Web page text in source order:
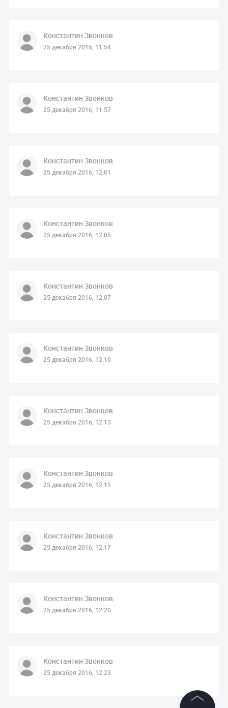
Константин Звонков
25 декабря 2016, 11:54
Константин Звонков
25 декабря 2016, 11:57
Константин Звонков
25 декабря 2016, 12:01
Константин Звонков
25 декабря 2016, 12:05
Константин Звонков
25 декабря 2016, 12:07
Константин Звонков
25 декабря 2016, 12:10
Константин Звонков
25 декабря 2016, 12:13
Константин Звонков
25 декабря 2016, 12:15
Константин Звонков
25 декабря 2016, 12:17
Константин Звонков
25 декабря 2016, 12:20
Константин Звонков
25 декабря 2016, 12:23